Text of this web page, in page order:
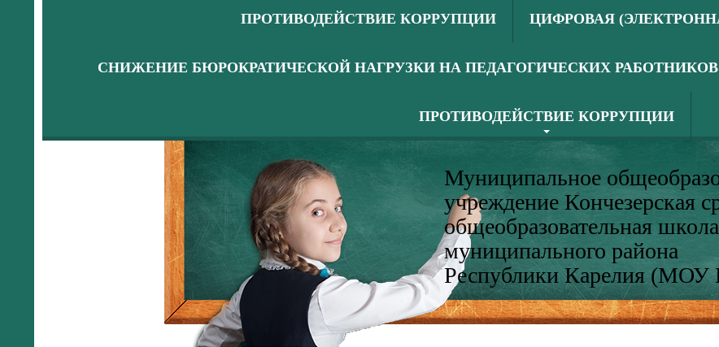
ПРОТИВОДЕЙСТВИЕ КОРРУПЦИИ ЦИФРОВАЯ
СНИЖЕНИЕ БЮРОКРАТИЧЕСКОЙ НАГРУЗКИ НА ПЕДАГОГИЧЕСКИХ РАБОТНИКОВ
ПРОТИВОДЕЙСТВИЕ КОРРУПЦИИ
Муниципальное
учреждение Кончезерская
общеобразовательная
муниципального района
Республики Карелия (МОУ